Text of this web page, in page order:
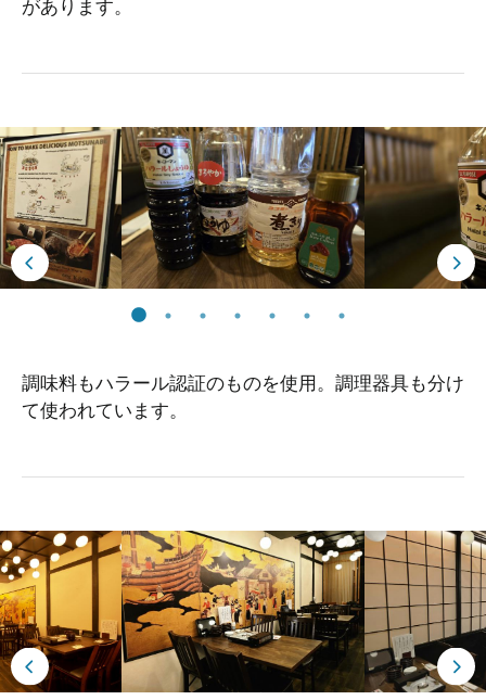
があります。
調味料もハラール認証のものを使用。調理器具も分け
て使われています。